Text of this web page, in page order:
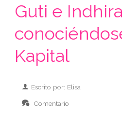
Guti e
Kapital
Escrito por: Elisa
Comentario